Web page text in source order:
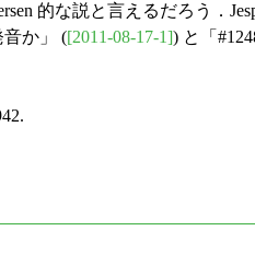
的な説と言えるだろう．
音か」 ([2011-08-17-1]) と「